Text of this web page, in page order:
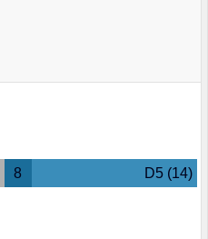
8 D5 (14)